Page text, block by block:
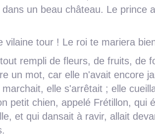
un beau château. Le prince
vilaine tour ! Le roi te mariera
rempli de fleurs, de fruits, de
un mot, car elle n'avait encore
elle s'arrêtait ; elle
petit chien, appelé Frétillon, qui
et qui dansait à ravir, allait